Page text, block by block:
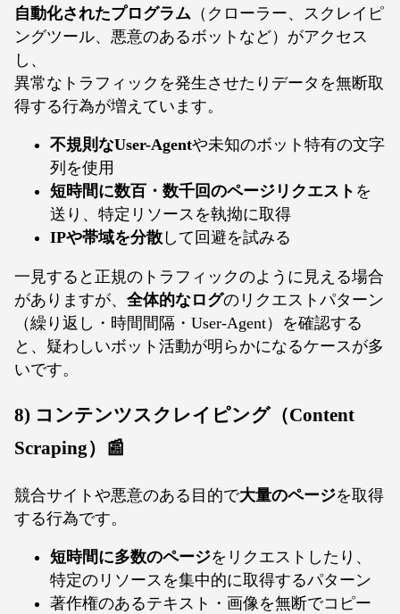
自動化されたプログラム （クローラー、スクレイピ
ングツール、悪意のあるボットなど）がアクセス
し、
異常なトラフィックを発生させたりデータを無断取
得する行為が増えています。
不規則なUser-Agentや未知のボット特有の文字
列を使用
短時間に数百・数千回のページリクエスト を
送り、特定リソースを執拗に取得
IPや帯域を分散 して回避を試みる
一見すると正規のトラフィックのように見える場合
がありますが、 全体的なログのリクエストパターン
（繰り返し・時間間隔・User-Agent）を確認する
と、疑わしいボット活動が明らかになるケースが多
いです。
8) コンテンツスクレイピング（Content
Scraping）📰
競合サイトや悪意のある目的で大量のページを取得
する行為です。
短時間に多数のページをリクエストしたり、
特定のリソースを集中的に取得するパターン
著作権のあるテキスト・画像を無断でコピー